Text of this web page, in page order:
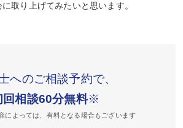
取り上げてみたいと思います。
へのご相談予約で、
回相談60分無料※
によっては、有料となる場合もございます